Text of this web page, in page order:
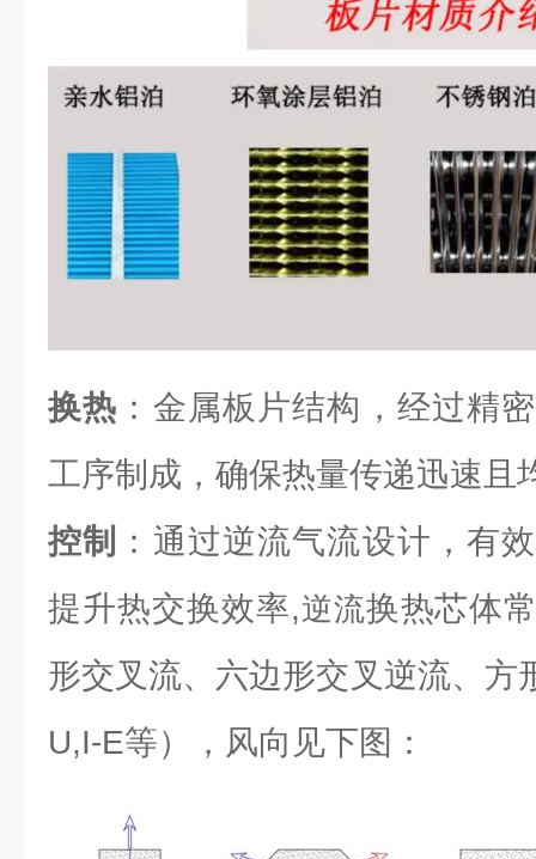
换热 ：金属板片结构，经过精
工序制成，确保热量传递迅速且
控制
：通过逆流气流设计，有
提升热交换效率,逆流换热芯体
形交叉流、六边形交叉逆流、方
U,I-E等），风向见下图：